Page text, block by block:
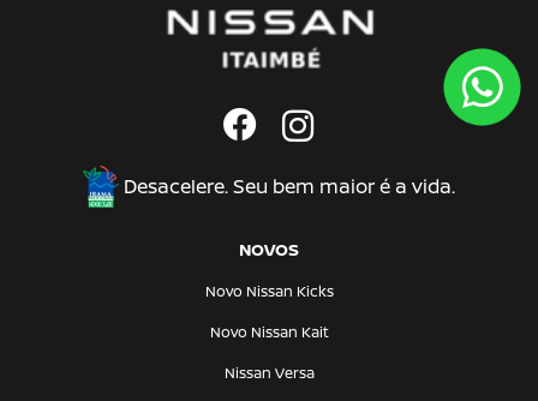
Desacelere. Seu bem maior é a vida.
NOVOS
Novo Nissan Kicks
Novo Nissan Kait
Nissan Versa